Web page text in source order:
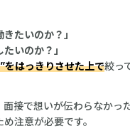
きたいのか？」
いのか？」
をはっきりさせた上で絞っ
面接で想いが伝わらなかっ
注意が必要です。